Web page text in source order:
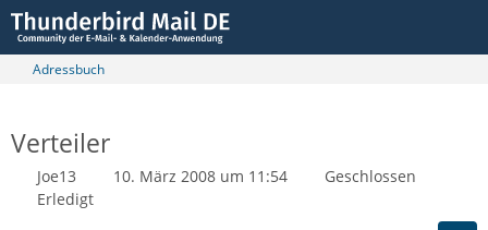
Adressbuch
Verteiler
Joe13 10. März 2008 um 11:54
Geschlossen
Erledigt